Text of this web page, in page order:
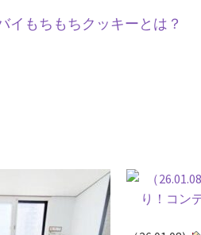
イもちもちクッキーとは？